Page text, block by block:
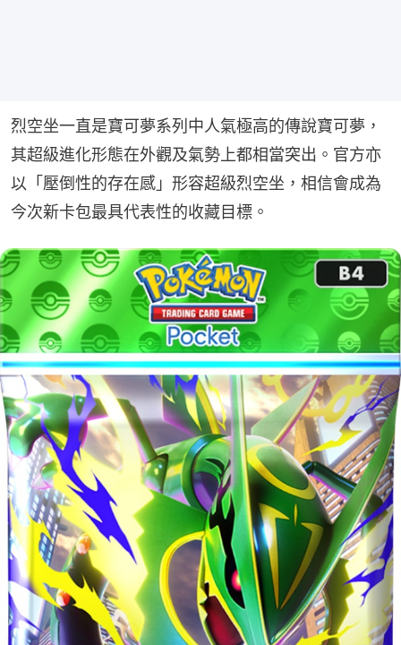
烈空坐一直是寶可夢系列中人氣極高的傳說寶可夢，
其超級進化形態在外觀及氣勢上都相當突出。官方亦
以「壓倒性的存在感」形容超級烈空坐，相信會成為
今次新卡包最具代表性的收藏目標。